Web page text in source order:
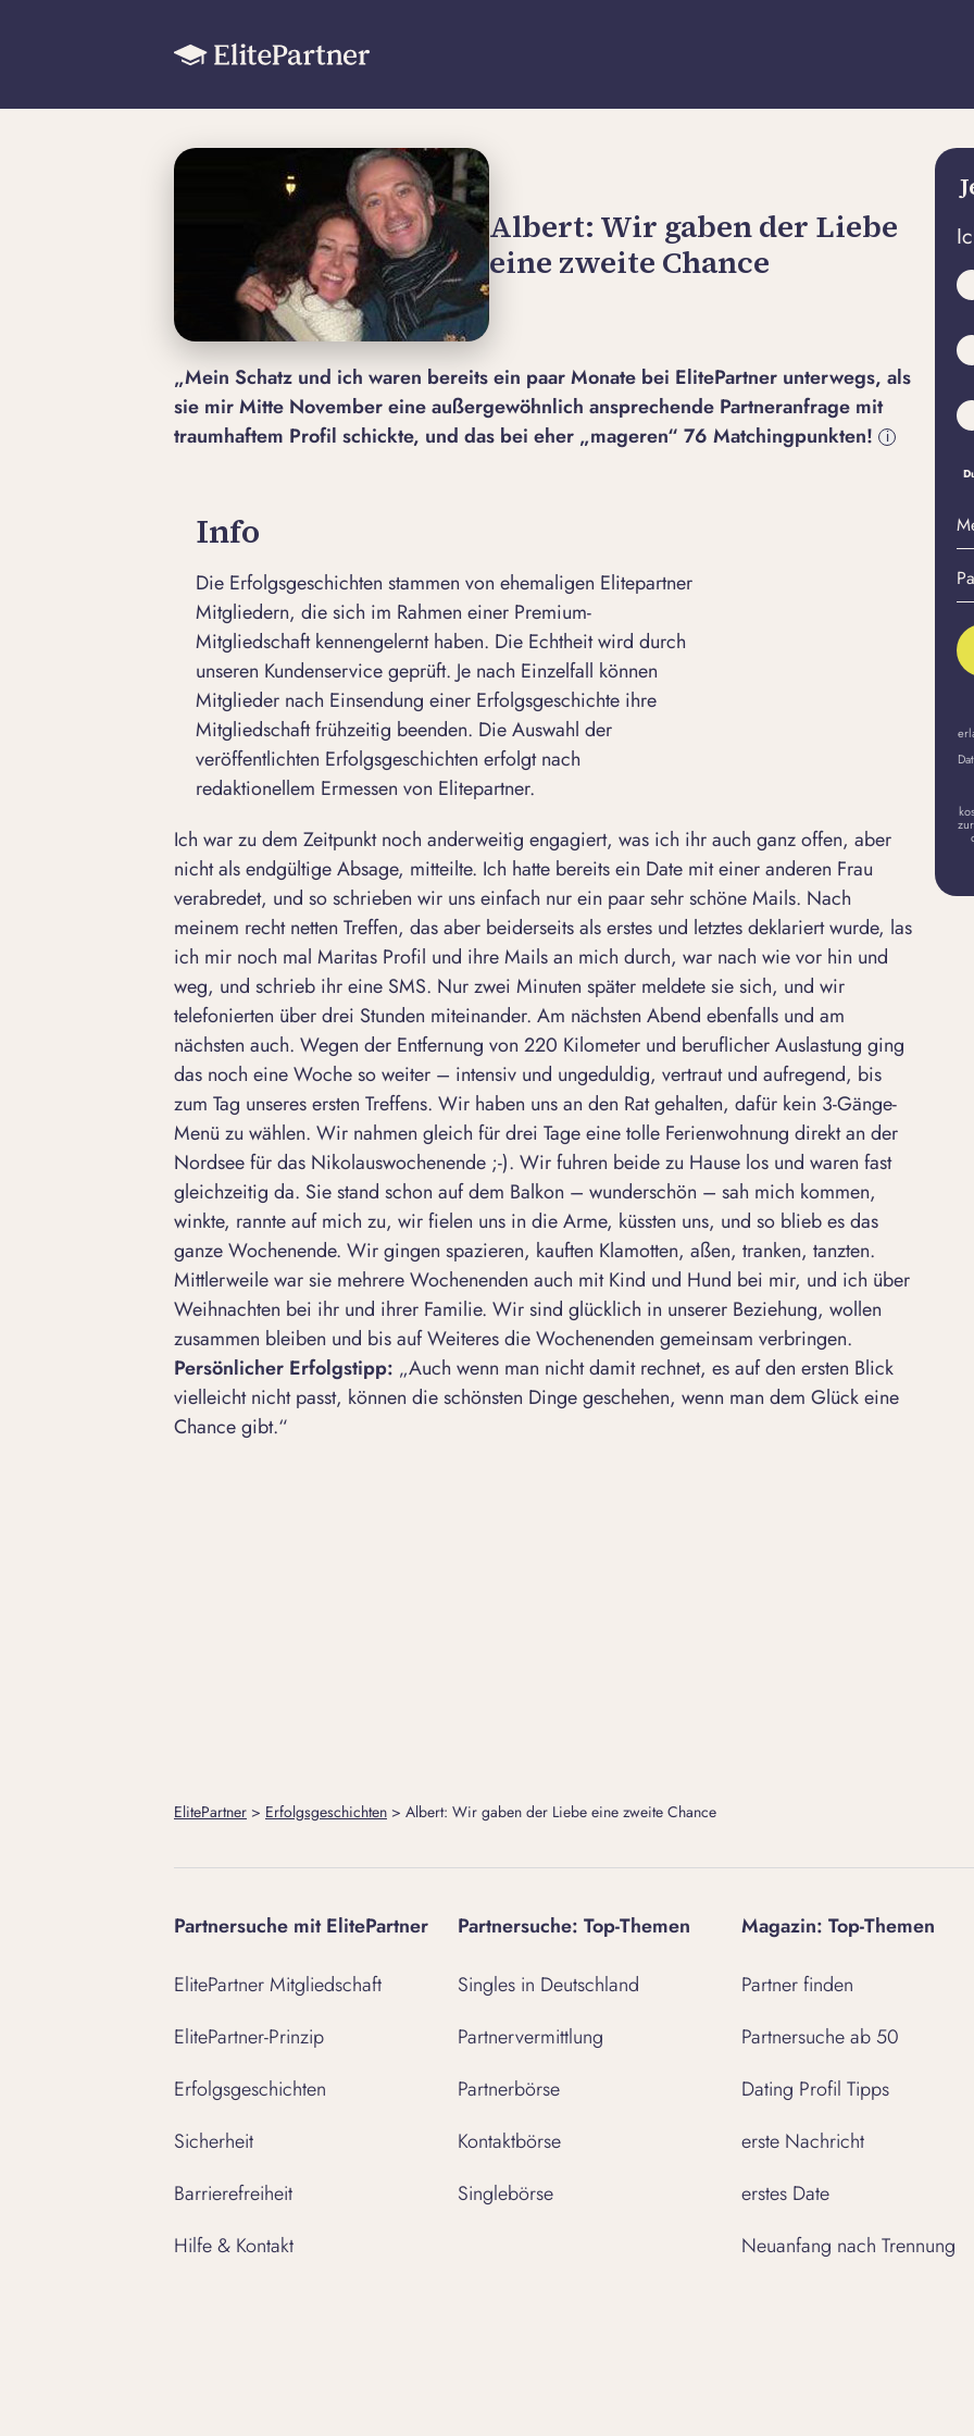
Albert: Wir gaben der Liebe
eine zweite Chance
„Mein Schatz und ich waren bereits ein paar Monate bei ElitePartner unterwegs, als
sie mir Mitte November eine außergewöhnlich ansprechende Partneranfrage mit
traumhaftem Profil schickte, und das bei eher „mageren“ 76 Matchingpunkten!
i
Info
Die Erfolgsgeschichten stammen von ehemaligen Elitepartner
Mitgliedern, die sich im Rahmen einer Premium-
Mitgliedschaft kennengelernt haben. Die Echtheit wird durch
unseren Kundenservice geprüft. Je nach Einzelfall können
Mitglieder nach Einsendung einer Erfolgsgeschichte ihre
Mitgliedschaft frühzeitig beenden. Die Auswahl der
veröffentlichten Erfolgsgeschichten erfolgt nach
redaktionellem Ermessen von Elitepartner.
Ich war zu dem Zeitpunkt noch anderweitig engagiert, was ich ihr auch ganz offen, aber
nicht als endgültige Absage, mitteilte. Ich hatte bereits ein Date mit einer anderen Frau
verabredet, und so schrieben wir uns einfach nur ein paar sehr schöne Mails. Nach
meinem recht netten Treffen, das aber beiderseits als erstes und letztes deklariert wurde, las
ich mir noch mal Maritas Profil und ihre Mails an mich durch, war nach wie vor hin und
weg, und schrieb ihr eine SMS. Nur zwei Minuten später meldete sie sich, und wir
telefonierten über drei Stunden miteinander. Am nächsten Abend ebenfalls und am
nächsten auch. Wegen der Entfernung von 220 Kilometer und beruflicher Auslastung ging
das noch eine Woche so weiter – intensiv und ungeduldig, vertraut und aufregend, bis
zum Tag unseres ersten Treffens. Wir haben uns an den Rat gehalten, dafür kein 3-Gänge-
Menü zu wählen. Wir nahmen gleich für drei Tage eine tolle Ferienwohnung direkt an der
Nordsee für das Nikolauswochenende ;-). Wir fuhren beide zu Hause los und waren fast
gleichzeitig da. Sie stand schon auf dem Balkon – wunderschön – sah mich kommen,
winkte, rannte auf mich zu, wir fielen uns in die Arme, küssten uns, und so blieb es das
ganze Wochenende. Wir gingen spazieren, kauften Klamotten, aßen, tranken, tanzten.
Mittlerweile war sie mehrere Wochenenden auch mit Kind und Hund bei mir, und ich über
Weihnachten bei ihr und ihrer Familie. Wir sind glücklich in unserer Beziehung, wollen
zusammen bleiben und bis auf Weiteres die Wochenenden gemeinsam verbringen.
Persönlicher Erfolgstipp: „Auch wenn man nicht damit rechnet, es auf den ersten Blick
vielleicht nicht passt, können die schönsten Dinge geschehen, wenn man dem Glück eine
Chance gibt.“
E-
ElitePartner > Erfolgsgeschichten > Albert: Wir gaben der Liebe eine zweite Chance
Partnersuche mit ElitePartner
ElitePartner Mitgliedschaft
ElitePartner-Prinzip
Erfolgsgeschichten
Sicherheit
Barrierefreiheit
Hilfe & Kontakt
Partnersuche: Top-Themen
Singles in Deutschland
Partnervermittlung
Partnerbörse
Kontaktbörse
Singlebörse
Magazin: Top-Themen
Partner finden
Partnersuche ab 50
Dating Profil Tipps
erste Nachricht
erstes Date
Neuanfang nach Trennung